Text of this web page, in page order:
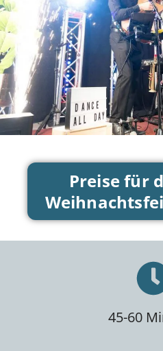
Preise für
45-60